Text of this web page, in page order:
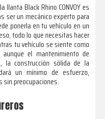
Black Rhino CONVOY es
ser un mecánico experto para
ponerla en tu vehículo en un
todo lo que necesitas hacer
tu vehículo se siente como
el mantenimiento de
la construcción sólida de la
un mínimo de esfuerzo,
preocupaciones.